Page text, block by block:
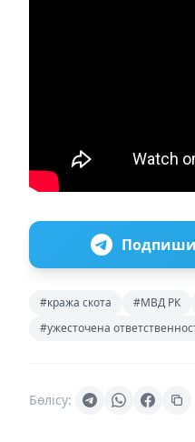
#кража скота #МВД РК
#ужесточена
Бөлісу: